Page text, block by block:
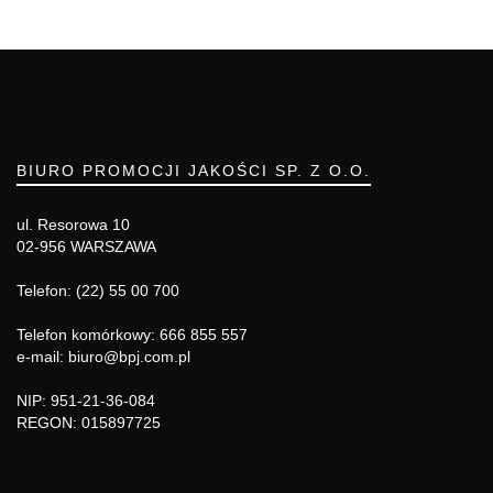
BIURO PROMOCJI JAKOŚCI SP. Z O.O.
ul. Resorowa 10
02-956 WARSZAWA
Telefon: (22) 55 00 700
Telefon komórkowy: 666 855 557
e-mail: biuro@bpj.com.pl
NIP: 951-21-36-084
REGON: 015897725